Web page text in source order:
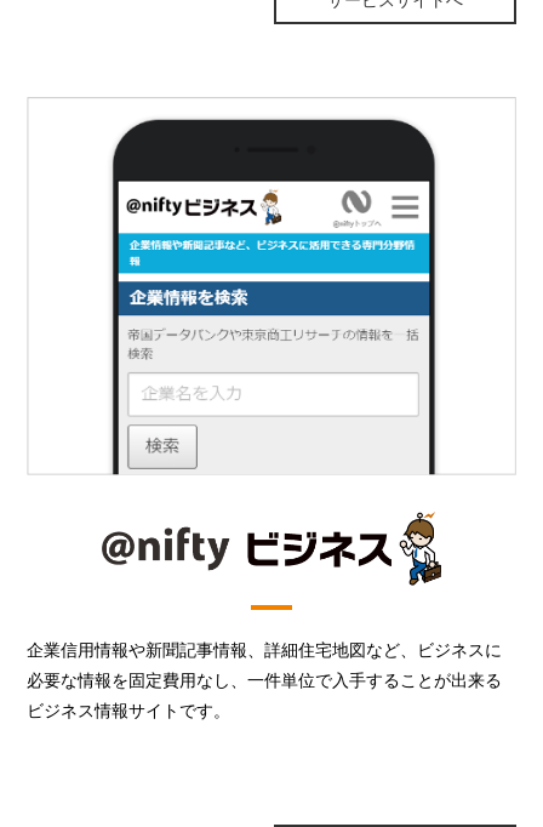
企業信用情報や新聞記事情報、詳細住宅地図など、ビジネスに
必要な情報を固定費用なし、一件単位で入手することが出来る
ビジネス情報サイトです。